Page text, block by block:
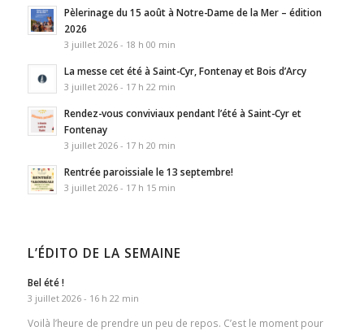
Pèlerinage du 15 août à Notre-Dame de la Mer – édition
2026
3 juillet 2026 - 18 h 00 min
La messe cet été à Saint-Cyr, Fontenay et Bois d’Arcy
3 juillet 2026 - 17 h 22 min
Rendez-vous conviviaux pendant l’été à Saint-Cyr et
Fontenay
3 juillet 2026 - 17 h 20 min
Rentrée paroissiale le 13 septembre!
3 juillet 2026 - 17 h 15 min
L’ÉDITO DE LA SEMAINE
Bel été !
3 juillet 2026 - 16 h 22 min
Voilà l’heure de prendre un peu de repos. C’est le moment pour